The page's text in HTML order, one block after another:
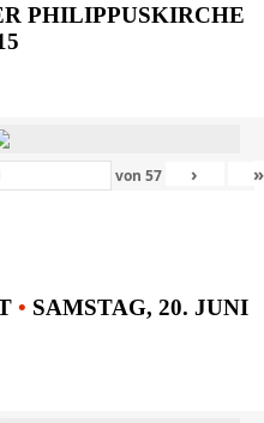
PHILIPPUSKIRCHE
von 57 › »
• SAMSTAG, 20. JUNI